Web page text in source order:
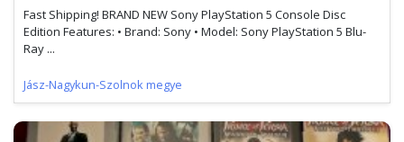
Fast Shipping! BRAND NEW Sony PlayStation 5 Console Disc
Edition Features: • Brand: Sony • Model: Sony PlayStation 5 Blu-
Ray ...
Jász-Nagykun-Szolnok megye